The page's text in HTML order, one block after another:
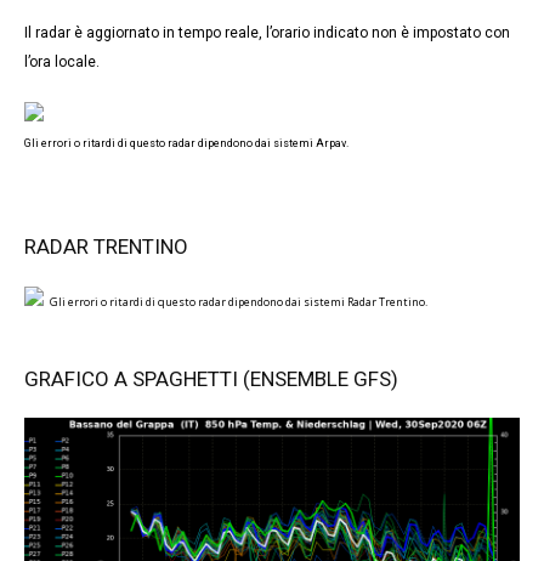
Il radar è aggiornato in tempo reale, l’orario indicato non è impostato con
l’ora locale.
Gli errori o ritardi di questo radar dipendono dai sistemi Arpav.
RADAR TRENTINO
Gli errori o ritardi di questo radar dipendono dai sistemi Radar Trentino.
GRAFICO A SPAGHETTI (ENSEMBLE GFS)